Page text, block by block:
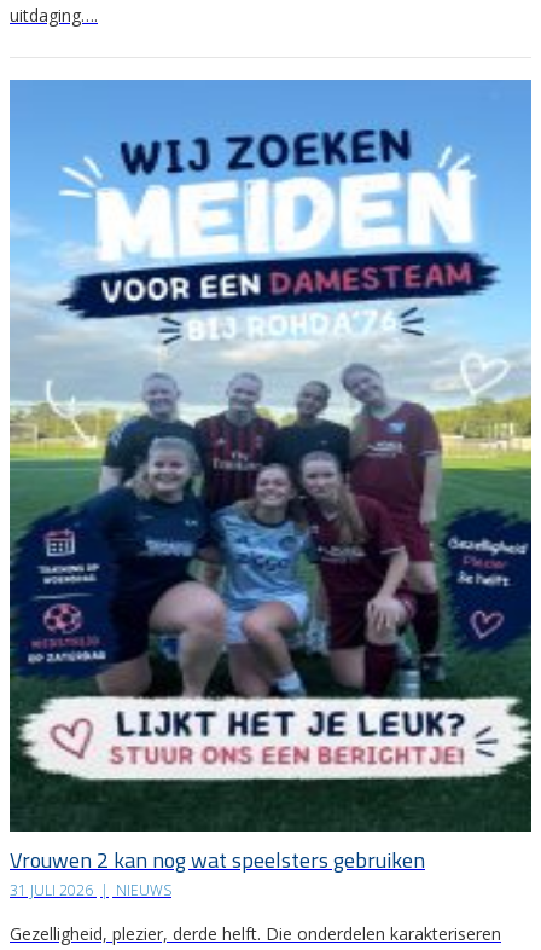
uitdaging….
Vrouwen 2 kan nog wat speelsters gebruiken
31 JULI 2026 | NIEUWS
Gezelligheid, plezier, derde helft. Die onderdelen karakteriseren